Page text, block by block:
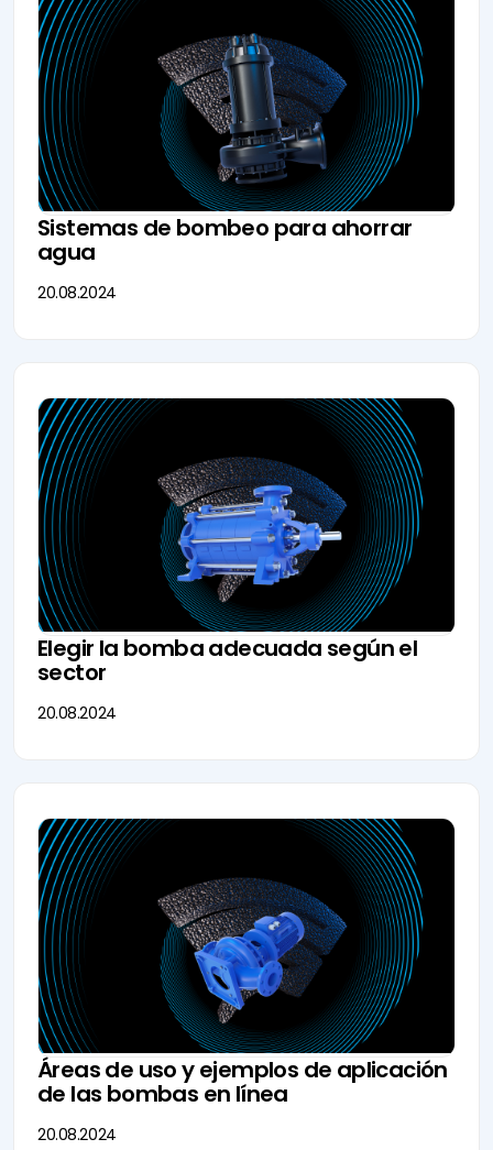
Sistemas de bombeo para ahorrar
agua
20.08.2024
Elegir la bomba adecuada según el
sector
20.08.2024
Áreas de uso y ejemplos de aplicación
de las bombas en línea
20.08.2024